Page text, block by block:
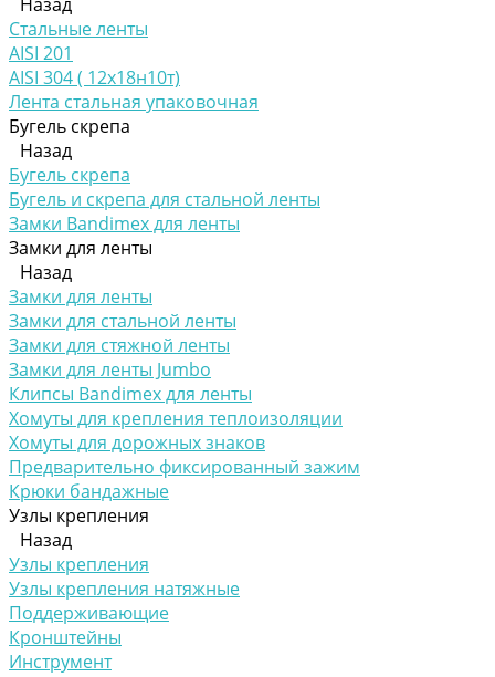
Стальные ленты
AISI 201
AISI 304 ( 12х18н10т)
Лента стальная упаковочная
Бугель скрепа
Назад
Бугель скрепа
Бугель и скрепа для стальной ленты
Замки Bandimex для ленты
Замки для ленты
Назад
Замки для ленты
Замки для стальной ленты
Замки для стяжной ленты
Замки для ленты Jumbo
Клипсы Bandimex для ленты
Хомуты для крепления теплоизоляции
Хомуты для дорожных знаков
Предварительно фиксированный зажим
Крюки бандажные
Узлы крепления
Назад
Узлы крепления
Узлы крепления натяжные
Поддерживающие
Кронштейны
Инструмент